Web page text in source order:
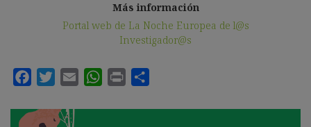
Más información
Portal web de La Noche Europea de l@s
Investigador@s